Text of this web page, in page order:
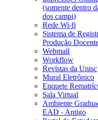
(somente dentro
dos campi)
Rede Wi-fi
Sistema de
Produção
Webmail
Workflow
Revistas da Unisc
Mural Eletrônico
Enquete
Sala Virtual
Ambiente
EAD - Antigo